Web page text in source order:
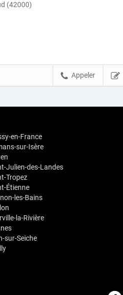
(42000)
Appeler
en-France
sur-Isère
Julien-des-Landes
Tropez
Étienne
les-Bains
la-Rivière
sur-Seiche